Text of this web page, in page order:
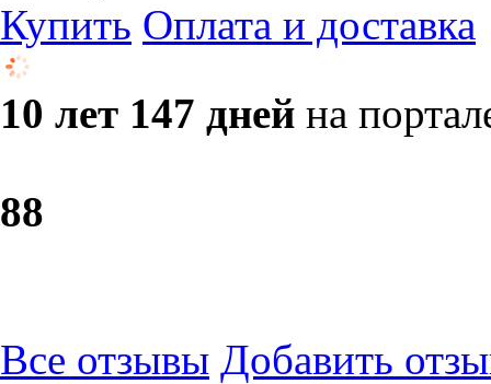
Купить Оплата и доставка
10 лет 147 дней на
88
Все отзывы Добавить